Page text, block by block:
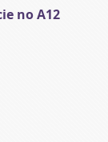
no A12